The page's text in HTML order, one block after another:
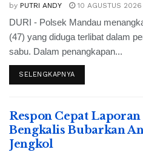
by PUTRI ANDY 10 AGUSTUS 2026
DURI - Polsek Mandau
(47) yang diduga terlibat dalam
sabu. Dalam penangkapan...
SELENGKAPNYA
Respon Cepat Laporan
Bengkalis Bubarkan
Jengkol